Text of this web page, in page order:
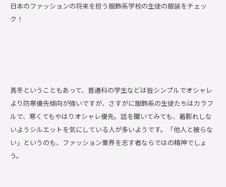
日本のファッションの将来を担う服飾系学校の生徒の服装をチェッ
ク！
真冬ということもあって、普通科の学生などは皆シンプルでオシャレ
より防寒優先傾向が強いですが、さすがに服飾系の生徒たちはカラフ
ルで、寒くてもやはりオシャレ優先。話を聞いてみても、着膨れしな
いようシルエットを気にしている人が多いようです。「他人と被らな
い」というのも、ファッション業界を志す者ならではの精神でしょ
う。